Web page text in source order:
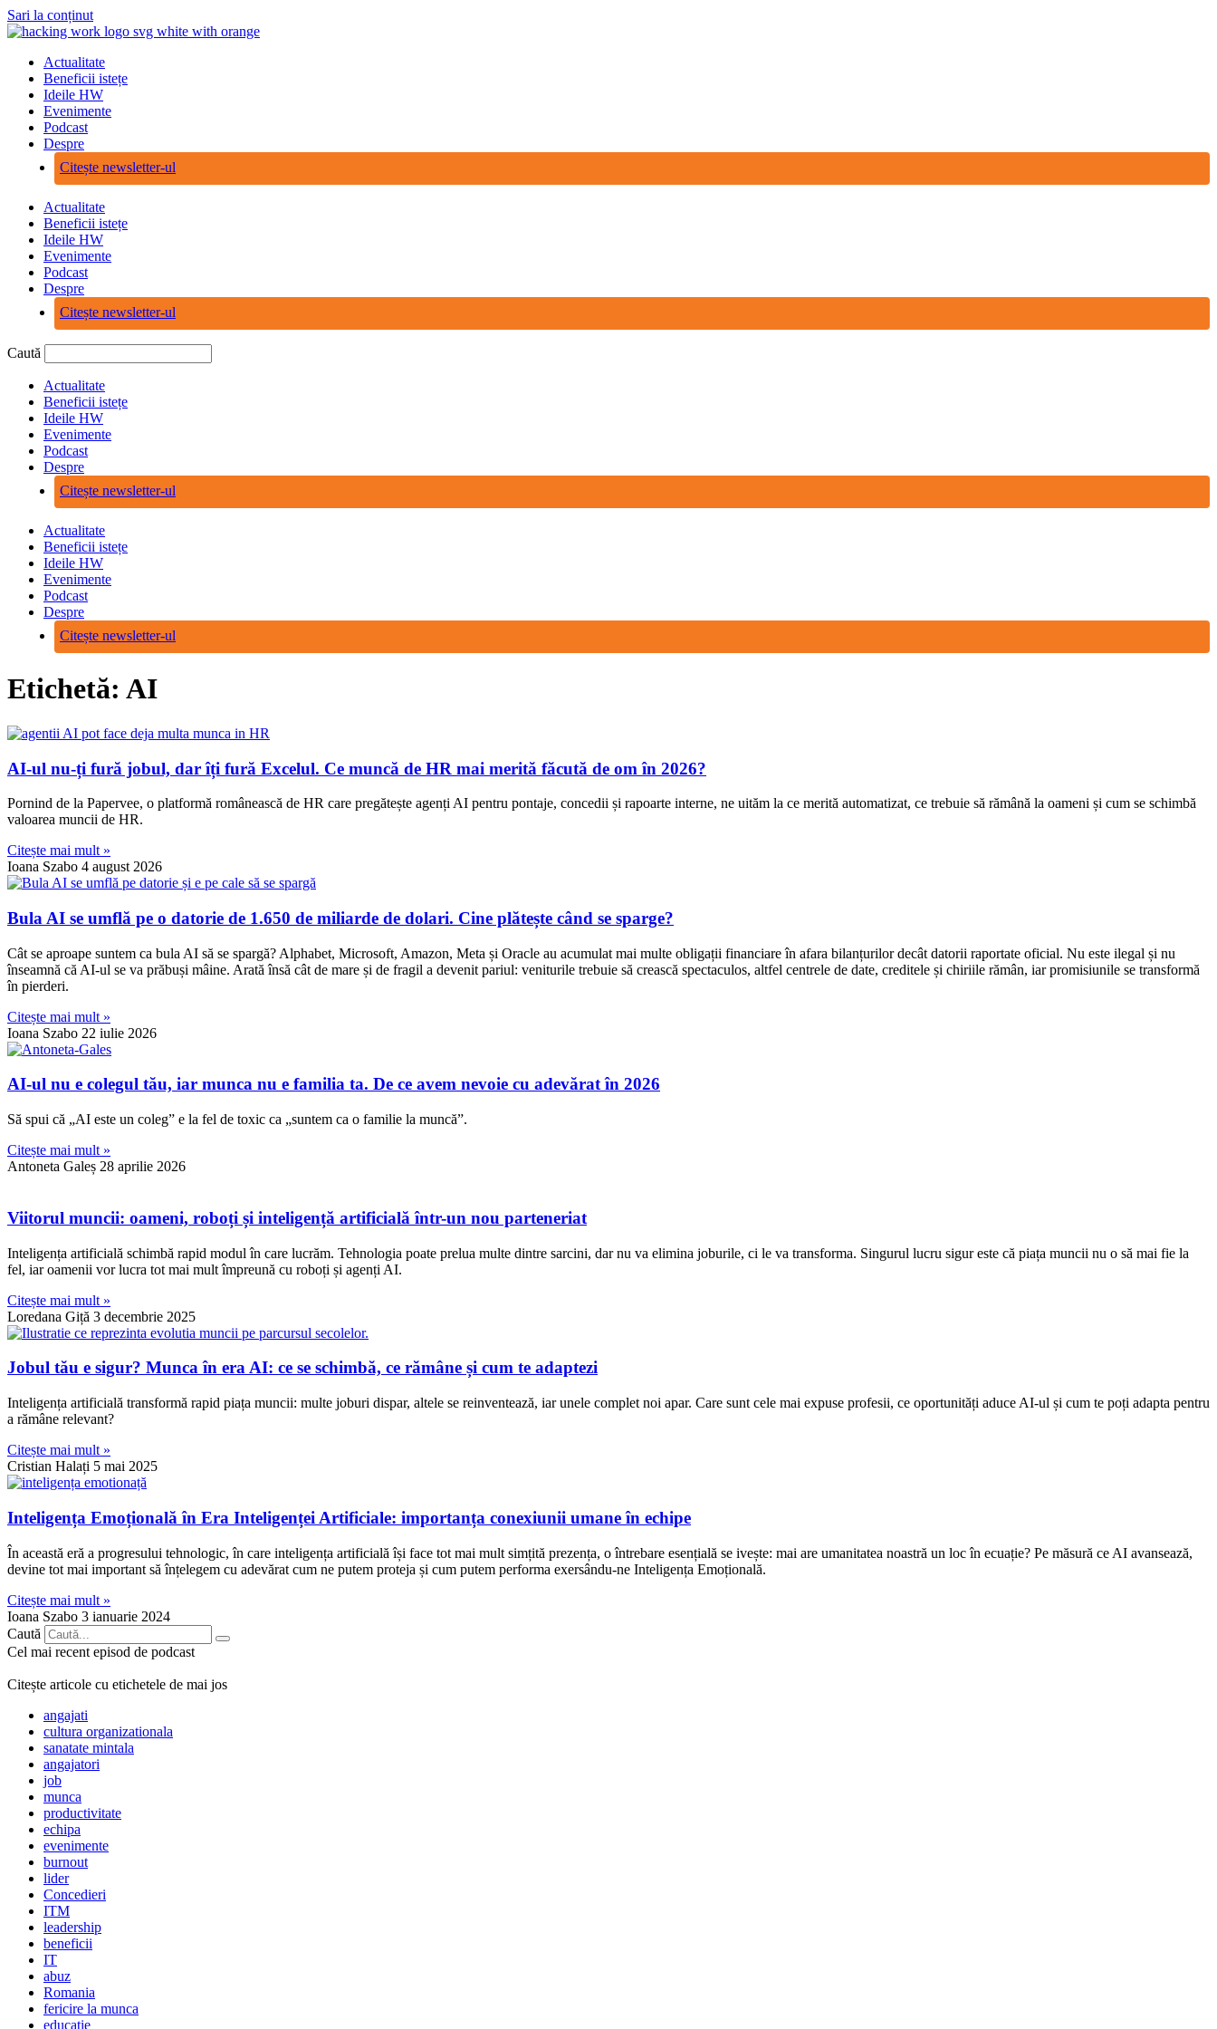
Sari la conținut
Actualitate
Beneficii istețe
Ideile HW
Evenimente
Podcast
Despre
Citește newsletter-ul
Actualitate
Beneficii istețe
Ideile HW
Evenimente
Podcast
Despre
Citește newsletter-ul
Caută
Actualitate
Beneficii istețe
Ideile HW
Evenimente
Podcast
Despre
Citește newsletter-ul
Actualitate
Beneficii istețe
Ideile HW
Evenimente
Podcast
Despre
Citește newsletter-ul
Etichetă: AI
AI-ul nu-ți fură jobul, dar îți fură Excelul. Ce muncă de HR mai merită făcută de om în 2026?
Pornind de la Papervee, o platformă românească de HR care pregătește agenți AI pentru pontaje, concedii și rapoarte interne, ne uităm la ce merită automatizat, ce trebuie să rămână la oameni și cum se schimbă
valoarea muncii de HR.
Citește mai mult »
Ioana Szabo 4 august 2026
Bula AI se umflă pe o datorie de 1.650 de miliarde de dolari. Cine plătește când se sparge?
Cât se aproape suntem ca bula AI să se spargă? Alphabet, Microsoft, Amazon, Meta și Oracle au acumulat mai multe obligații financiare în afara bilanțurilor decât datorii raportate oficial. Nu este ilegal și nu
înseamnă că AI-ul se va prăbuși mâine. Arată însă cât de mare și de fragil a devenit pariul: veniturile trebuie să crească spectaculos, altfel centrele de date, creditele și chiriile rămân, iar promisiunile se transformă
în pierderi.
Citește mai mult »
Ioana Szabo 22 iulie 2026
AI-ul nu e colegul tău, iar munca nu e familia ta. De ce avem nevoie cu adevărat în 2026
Să spui că „AI este un coleg” e la fel de toxic ca „suntem ca o familie la muncă”.
Citește mai mult »
Antoneta Galeș 28 aprilie 2026
Viitorul muncii: oameni, roboți și inteligență artificială într-un nou parteneriat
Inteligența artificială schimbă rapid modul în care lucrăm. Tehnologia poate prelua multe dintre sarcini, dar nu va elimina joburile, ci le va transforma. Singurul lucru sigur este că piața muncii nu o să mai fie la
fel, iar oamenii vor lucra tot mai mult împreună cu roboți și agenți AI.
Citește mai mult »
Loredana Giță 3 decembrie 2025
Jobul tău e sigur? Munca în era AI: ce se schimbă, ce rămâne și cum te adaptezi
Inteligența artificială transformă rapid piața muncii: multe joburi dispar, altele se reinventează, iar unele complet noi apar. Care sunt cele mai expuse profesii, ce oportunități aduce AI-ul și cum te poți adapta pentru
a rămâne relevant?
Citește mai mult »
Cristian Halați 5 mai 2025
Inteligența Emoțională în Era Inteligenței Artificiale: importanța conexiunii umane în echipe
În această eră a progresului tehnologic, în care inteligența artificială își face tot mai mult simțită prezența, o întrebare esențială se ivește: mai are umanitatea noastră un loc în ecuație? Pe măsură ce AI avansează,
devine tot mai important să înțelegem cu adevărat cum ne putem proteja și cum putem performa exersându-ne Inteligența Emoțională.
Citește mai mult »
Ioana Szabo 3 ianuarie 2024
Caută
Cel mai recent episod de podcast
Citește articole cu etichetele de mai jos
angajati
cultura organizationala
sanatate mintala
angajatori
job
munca
productivitate
echipa
evenimente
burnout
lider
Concedieri
ITM
leadership
beneficii
IT
abuz
Romania
fericire la munca
educatie